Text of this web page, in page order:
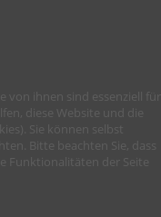
von ihnen sind essenziell für
diese Website und die
Sie können selbst
Bitte beachten Sie, dass
Funktionalitäten der Seite